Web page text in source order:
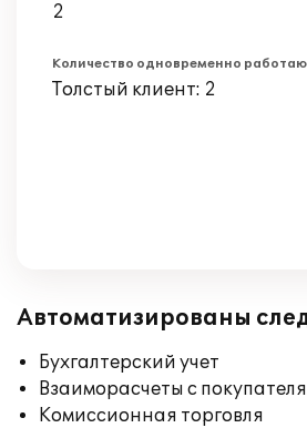
2
Количество одновременно
Толстый клиент: 2
Автоматизированы
Бухгалтерский учет
Взаиморасчеты с
Комиссионная торговля